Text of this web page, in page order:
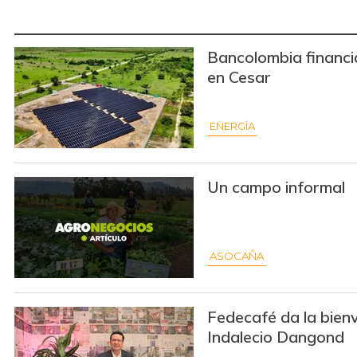
Bancolombia
en Cesar
ENERGÍA
Un campo informal
ASOCAÑA
Fedecafé da la
Indalecio Dangond